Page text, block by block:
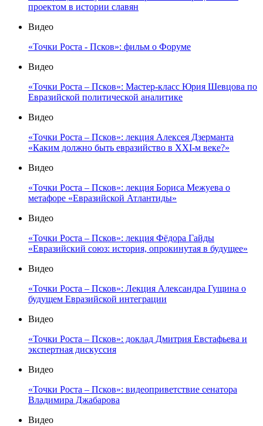
проектом в истории славян
Видео
«Точки Роста - Псков»: фильм о Форуме
Видео
«Точки Роста – Псков»: Мастер-класс Юрия Шевцова по
Евразийской политической аналитике
Видео
«Точки Роста – Псков»: лекция Алексея Дзерманта
«Каким должно быть евразийство в XXI-м веке?»
Видео
«Точки Роста – Псков»: лекция Бориса Межуева о
метафоре «Евразийской Атлантиды»
Видео
«Точки Роста – Псков»: лекция Фёдора Гайды
«Евразийский союз: история, опрокинутая в будущее»
Видео
«Точки Роста – Псков»: Лекция Александра Гущина о
будущем Евразийской интеграции
Видео
«Точки Роста – Псков»: доклад Дмитрия Евстафьева и
экспертная дискуссия
Видео
«Точки Роста – Псков»: видеоприветствие сенатора
Владимира Джабарова
Видео